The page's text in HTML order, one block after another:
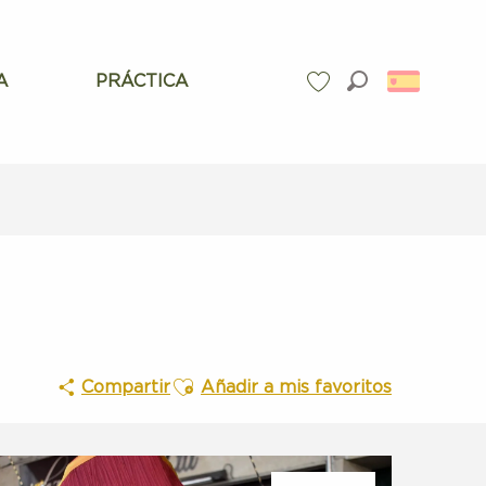
PRÁCTICA
CompartirAjouter aux favoris
Añadir a mis favoritos